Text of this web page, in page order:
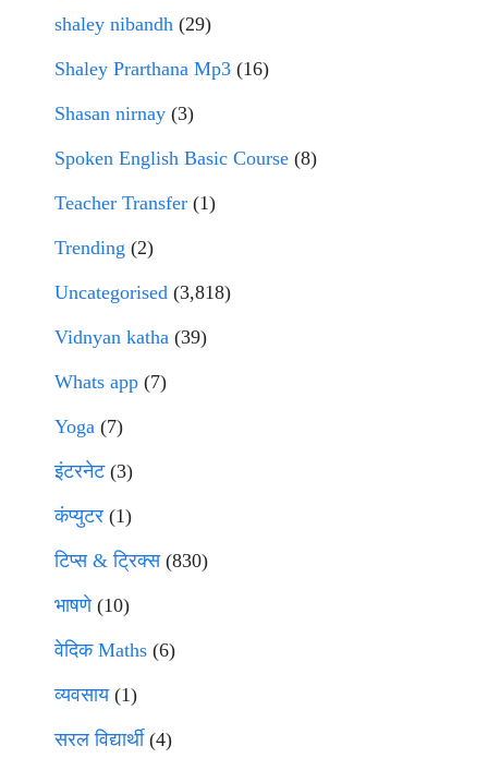
shaley nibandh (29)
Shaley Prarthana Mp3 (16)
Shasan nirnay (3)
Spoken English Basic Course (8)
Teacher Transfer (1)
Trending (2)
Uncategorised (3,818)
Vidnyan katha (39)
Whats app (7)
Yoga (7)
इंटरनेट(3)
कंप्युटर (1)
टिप्स & ट्रिक्स(830)
भाषणे(10)
वेदिक Maths (6)
व्यवसाय(1)
सरल विद्यार्थी(4)